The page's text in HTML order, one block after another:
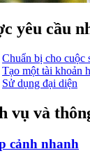
yêu cầu
Chuẩn bị cho cuộc
Tạo một tài khoản
Sử dụng đại diện
vụ và
cảnh nhanh